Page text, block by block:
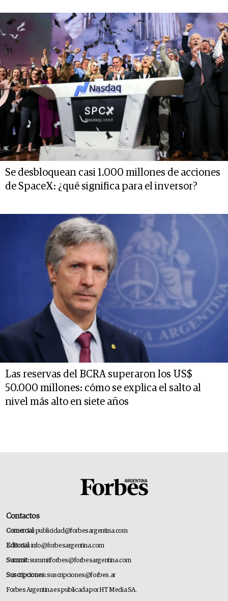
Se desbloquean casi 1.000 millones de acciones
de SpaceX: ¿qué significa para el inversor?
Las reservas del BCRA superaron los US$
50.000 millones: cómo se explica el salto al
nivel más alto en siete años
Contactos
Comercial:publicidad@forbesargentina.com
Editorial:info@forbesargentina.com
Summit:summitforbes@forbesargentina.com
Suscripciones:suscripciones@forbes.ar
Forbes Argentina es publicada por HT Media SA.